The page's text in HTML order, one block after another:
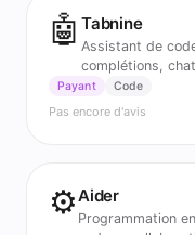
🤖 Tabnine
Assistant de
complétions,
Payant Code
Pas encore d'avis
⚙️Aider
Programmation